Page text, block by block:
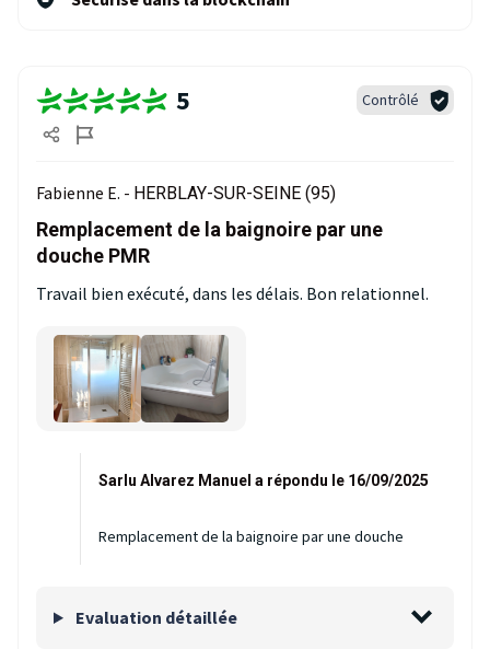
5 Contrôlé
Fabienne E. - HERBLAY-SUR-SEINE (95)
Remplacement de la baignoire par une
douche PMR
Travail bien exécuté, dans les délais. Bon relationnel.
Sarlu Alvarez Manuel a répondu le 16/09/2025
Remplacement de la baignoire par une douche
Evaluation détaillée